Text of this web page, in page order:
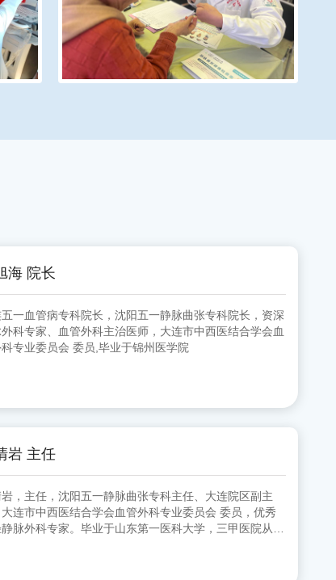
海 院长
一血管病专科院长，沈阳五一静脉曲张专科院长，资深
科专家、血管外科主治医师，大连市中西医结合学会血
管外科专业委员会 委员,毕业于锦州医学院
岩 主任
，主任，沈阳五一静脉曲张专科主任、大连院区副主
连市中西医结合学会血管外科专业委员会 委员，优秀
脉外科专家。毕业于山东第一医科大学，三甲医院从事